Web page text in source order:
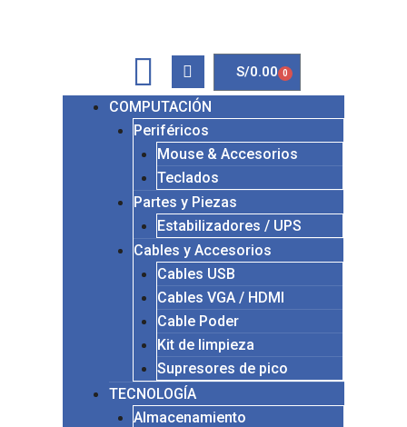
S/0.00 0
COMPUTACIÓN
Periféricos
Mouse & Accesorios
Teclados
Partes y Piezas
Estabilizadores / UPS
Cables y Accesorios
Cables USB
Cables VGA / HDMI
Cable Poder
Kit de limpieza
Supresores de pico
TECNOLOGÍA
Almacenamiento